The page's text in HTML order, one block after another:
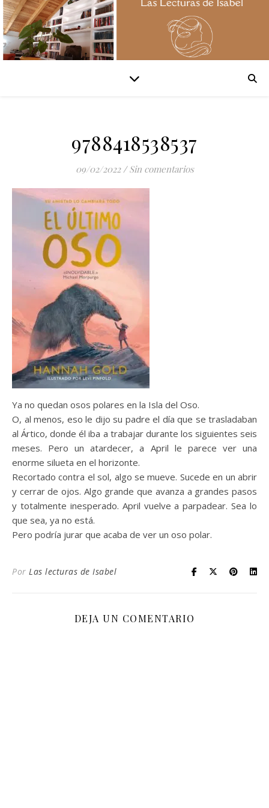
9788418538537
09/02/2022 / Sin comentarios
Ya no quedan osos polares en la Isla del Oso.
O, al menos, eso le dijo su padre el día que se trasladaban
al Ártico, donde él iba a trabajar durante los siguientes seis
meses. Pero un atardecer, a April le parece ver una
enorme silueta en el horizonte.
Recortado contra el sol, algo se mueve. Sucede en un abrir
y cerrar de ojos. Algo grande que avanza a grandes pasos
y totalmente inesperado. April vuelve a parpadear. Sea lo
que sea, ya no está.
Pero podría jurar que acaba de ver un oso polar.
Por Las lecturas de Isabel
DEJA UN COMENTARIO